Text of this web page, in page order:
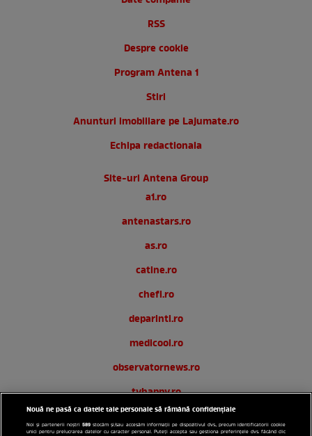
RSS
Despre cookie
Program Antena 1
Stiri
Anunturi imobiliare pe Lajumate.ro
Echipa redactionala
Site-uri Antena Group
a1.ro
antenastars.ro
as.ro
catine.ro
chefi.ro
deparinti.ro
medicool.ro
observatornews.ro
tvhappy.ro
useit.ro
Nouă ne pasă ca datele tale personale să rămână confidențiale
Noi și partenerii noștri589 stocăm și/sau accesăm informații pe dispozitivul dvs., precum identificatorii cookie
unici pentru prelucrarea datelor cu caracter personal. Puteți accepta sau gestiona preferințele dvs. făcând clic